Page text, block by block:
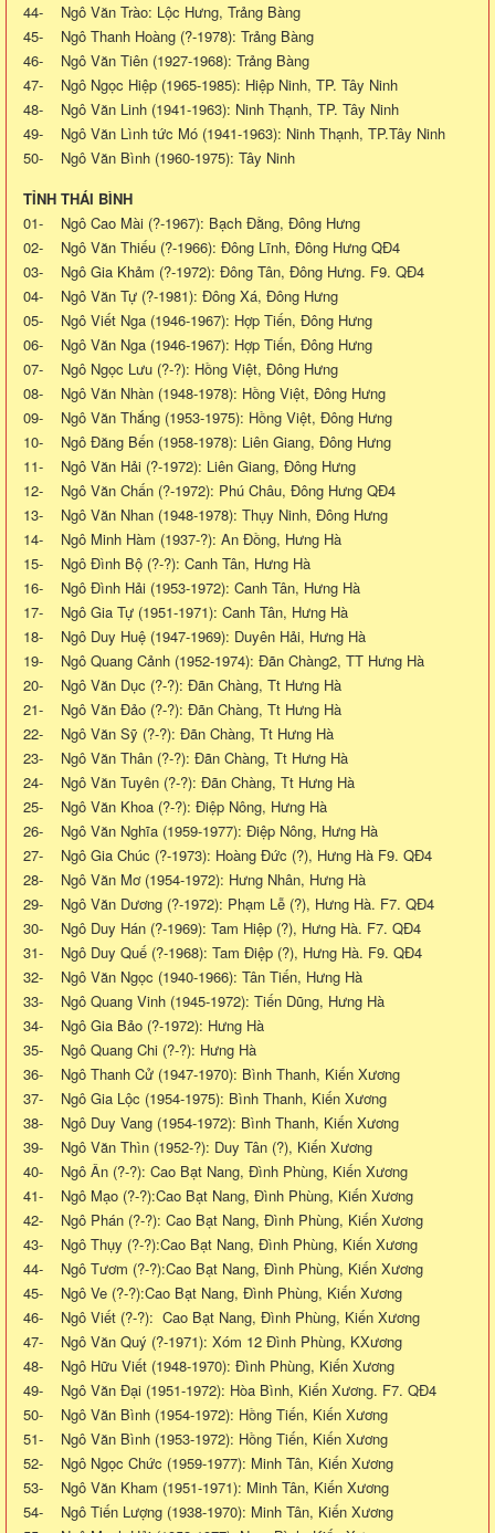
44- Ngô Văn Trào: Lộc Hưng, Trảng Bàng
45- Ngô Thanh Hoàng (?-1978): Trảng Bàng
46- Ngô Văn Tiên (1927-1968): Trảng Bàng
47- Ngô Ngọc Hiệp (1965-1985): Hiệp Ninh, TP. Tây Ninh
48- Ngô Văn Linh (1941-1963): Ninh Thạnh, TP. Tây Ninh
49- Ngô Văn Lình tức Mó (1941-1963): Ninh Thạnh, TP.Tây Ninh
50- Ngô Văn Bình (1960-1975): Tây Ninh
TỈNH THÁI BÌNH
01- Ngô Cao Mài (?-1967): Bạch Đằng, Đông Hưng
02- Ngô Văn Thiếu (?-1966): Đông Lĩnh, Đông Hưng QĐ4
03- Ngô Gia Khảm (?-1972): Đông Tân, Đông Hưng. F9. QĐ4
04- Ngô Văn Tự (?-1981): Đông Xá, Đông Hưng
05- Ngô Viết Nga (1946-1967): Hợp Tiến, Đông Hưng
06- Ngô Văn Nga (1946-1967): Hợp Tiến, Đông Hưng
07- Ngô Ngọc Lưu (?-?): Hồng Việt, Đông Hưng
08- Ngô Văn Nhàn (1948-1978): Hồng Việt, Đông Hưng
09- Ngô Văn Thắng (1953-1975): Hồng Việt, Đông Hưng
10- Ngô Đăng Bến (1958-1978): Liên Giang, Đông Hưng
11- Ngô Văn Hải (?-1972): Liên Giang, Đông Hưng
12- Ngô Văn Chấn (?-1972): Phú Châu, Đông Hưng QĐ4
13- Ngô Văn Nhan (1948-1978): Thụy Ninh, Đông Hưng
14- Ngô Minh Hàm (1937-?): An Đồng, Hưng Hà
15- Ngô Đình Bộ (?-?): Canh Tân, Hưng Hà
16- Ngô Đình Hải (1953-1972): Canh Tân, Hưng Hà
17- Ngô Gia Tự (1951-1971): Canh Tân, Hưng Hà
18- Ngô Duy Huệ (1947-1969): Duyên Hải, Hưng Hà
19- Ngô Quang Cảnh (1952-1974): Đãn Chàng2, TT Hưng Hà
20- Ngô Văn Dục (?-?): Đãn Chàng, Tt Hưng Hà
21- Ngô Văn Đảo (?-?): Đãn Chàng, Tt Hưng Hà
22- Ngô Văn Sỹ (?-?): Đãn Chàng, Tt Hưng Hà
23- Ngô Văn Thân (?-?): Đãn Chàng, Tt Hưng Hà
24- Ngô Văn Tuyên (?-?): Đãn Chàng, Tt Hưng Hà
25- Ngô Văn Khoa (?-?): Điệp Nông, Hưng Hà
26- Ngô Văn Nghĩa (1959-1977): Điệp Nông, Hưng Hà
27- Ngô Gia Chúc (?-1973): Hoàng Đức (?), Hưng Hà F9. QĐ4
28- Ngô Văn Mơ (1954-1972): Hưng Nhân, Hưng Hà
29- Ngô Văn Dương (?-1972): Phạm Lễ (?), Hưng Hà. F7. QĐ4
30- Ngô Duy Hán (?-1969): Tam Hiệp (?), Hưng Hà. F7. QĐ4
31- Ngô Duy Quế (?-1968): Tam Điệp (?), Hưng Hà. F9. QĐ4
32- Ngô Văn Ngọc (1940-1966): Tân Tiến, Hưng Hà
33- Ngô Quang Vinh (1945-1972): Tiến Dũng, Hưng Hà
34- Ngô Gia Bảo (?-1972): Hưng Hà
35- Ngô Quang Chi (?-?): Hưng Hà
36- Ngô Thanh Cử (1947-1970): Bình Thanh, Kiến Xương
37- Ngô Gia Lộc (1954-1975): Bình Thanh, Kiến Xương
38- Ngô Duy Vang (1954-1972): Bình Thanh, Kiến Xương
39- Ngô Văn Thìn (1952-?): Duy Tân (?), Kiến Xương
40- Ngô Ân (?-?): Cao Bạt Nang, Đình Phùng, Kiến Xương
41- Ngô Mạo (?-?):Cao Bạt Nang, Đình Phùng, Kiến Xương
42- Ngô Phán (?-?): Cao Bạt Nang, Đình Phùng, Kiến Xương
43- Ngô Thụy (?-?):Cao Bạt Nang, Đình Phùng, Kiến Xương
44- Ngô Tươm (?-?):Cao Bạt Nang, Đình Phùng, Kiến Xương
45- Ngô Ve (?-?):Cao Bạt Nang, Đình Phùng, Kiến Xương
46- Ngô Viết (?-?): Cao Bạt Nang, Đình Phùng, Kiến Xương
47- Ngô Văn Quý (?-1971): Xóm 12 Đình Phùng, KXương
48- Ngô Hữu Viết (1948-1970): Đình Phùng, Kiến Xương
49- Ngô Văn Đại (1951-1972): Hòa Bình, Kiến Xương. F7. QĐ4
50- Ngô Văn Bình (1954-1972): Hồng Tiến, Kiến Xương
51- Ngô Văn Bình (1953-1972): Hồng Tiến, Kiến Xương
52- Ngô Ngọc Chức (1959-1977): Minh Tân, Kiến Xương
53- Ngô Văn Kham (1951-1971): Minh Tân, Kiến Xương
54- Ngô Tiến Lượng (1938-1970): Minh Tân, Kiến Xương